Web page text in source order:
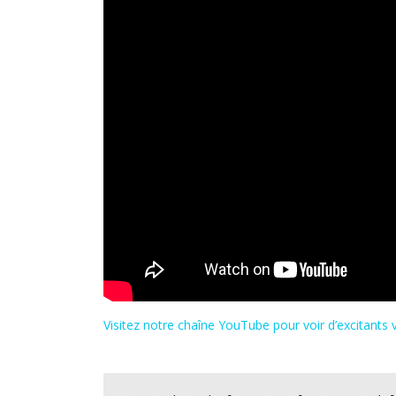
Visitez notre chaîne YouTube pour voir